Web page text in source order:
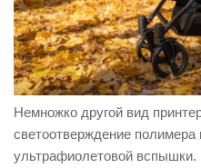
Немножко другой вид
светоотверждение полимера
ультрафиолетовой